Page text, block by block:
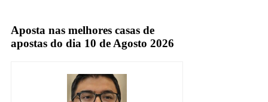
Aposta nas melhores casas de
apostas do dia 10 de Agosto 2026